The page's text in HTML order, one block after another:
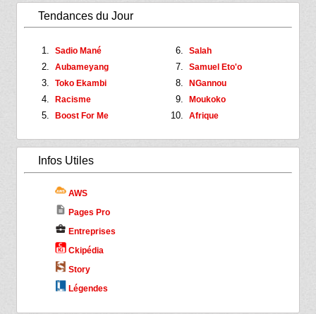
Tendances du Jour
Sadio Mané
Aubameyang
Toko Ekambi
Racisme
Boost For Me
Salah
Samuel Eto'o
NGannou
Moukoko
Afrique
Infos Utiles
AWS
description Pages Pro
business_center Entreprises
Ckipédia
Story
Légendes